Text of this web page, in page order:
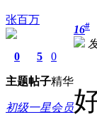
张百万
0
主题
5
帖子
0
精华
初级一星会员
16#